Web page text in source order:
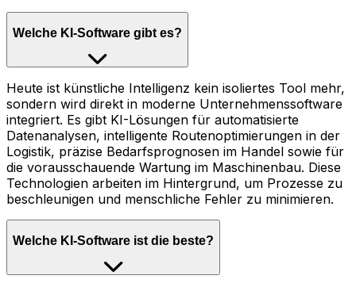
Welche KI-Software gibt es?
Heute ist künstliche Intelligenz kein isoliertes Tool mehr,
sondern wird direkt in moderne Unternehmenssoftware
integriert. Es gibt KI-Lösungen für automatisierte
Datenanalysen, intelligente Routenoptimierungen in der
Logistik, präzise Bedarfsprognosen im Handel sowie für
die vorausschauende Wartung im Maschinenbau. Diese
Technologien arbeiten im Hintergrund, um Prozesse zu
beschleunigen und menschliche Fehler zu minimieren.
Welche KI-Software ist die beste?